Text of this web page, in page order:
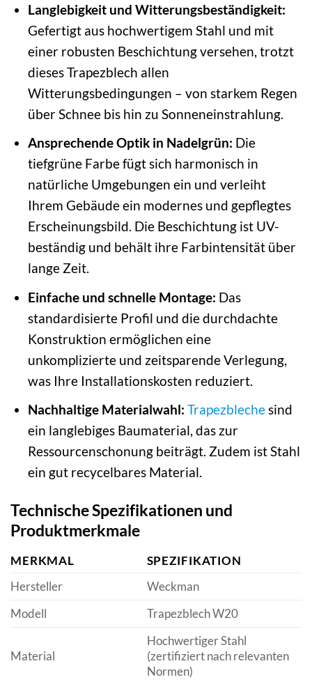
Langlebigkeit und Witterungsbeständigkeit:
Gefertigt aus hochwertigem Stahl und mit
einer robusten Beschichtung versehen, trotzt
dieses Trapezblech allen
Witterungsbedingungen – von starkem Regen
über Schnee bis hin zu Sonneneinstrahlung.
Ansprechende Optik in Nadelgrün: Die
tiefgrüne Farbe fügt sich harmonisch in
natürliche Umgebungen ein und verleiht
Ihrem Gebäude ein modernes und gepflegtes
Erscheinungsbild. Die Beschichtung ist UV-
beständig und behält ihre Farbintensität über
lange Zeit.
Einfache und schnelle Montage: Das
standardisierte Profil und die durchdachte
Konstruktion ermöglichen eine
unkomplizierte und zeitsparende Verlegung,
was Ihre Installationskosten reduziert.
Nachhaltige Materialwahl: Trapezblechesind
ein langlebiges Baumaterial, das zur
Ressourcenschonung beiträgt. Zudem ist Stahl
ein gut recycelbares Material.
Technische Spezifikationen und
Produktmerkmale
MERKMAL
SPEZIFIKATION
Hersteller
Weckman
Modell
Trapezblech W20
Material
Hochwertiger Stahl
(zertifiziert nach relevanten
Normen)